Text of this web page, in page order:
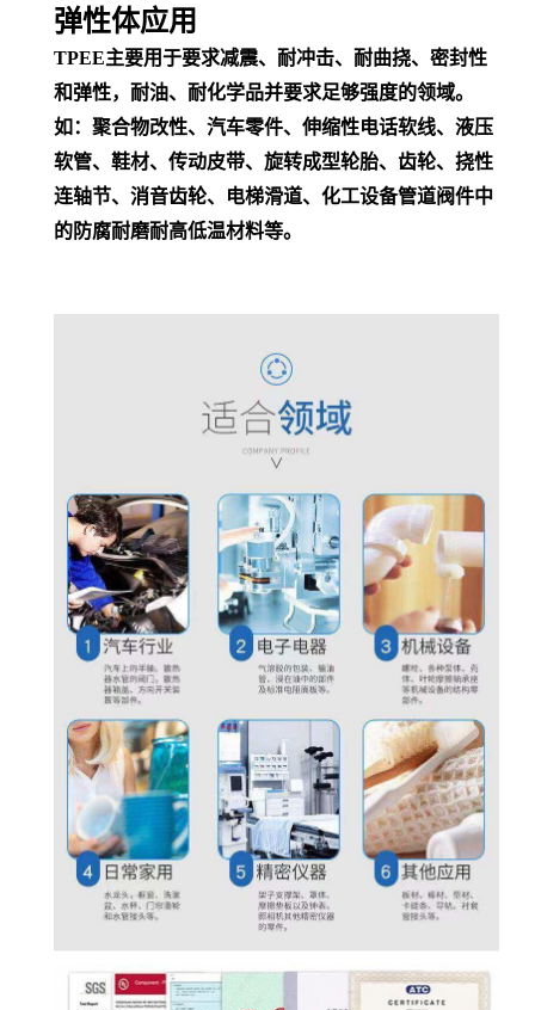
弹性体应用
TPEE主要用于要求减震、耐冲击、耐曲挠、密封性
和弹性，耐油、耐化学品并要求足够强度的领域。
如：聚合物改性、汽车零件、 伸缩性电话软线、 液压
软管、鞋材、传动皮带、旋转成型轮胎、齿轮、挠性
连轴节、消音齿轮、电梯滑道、 化工设备管道阀件中
的防腐耐磨耐高低温材料等。